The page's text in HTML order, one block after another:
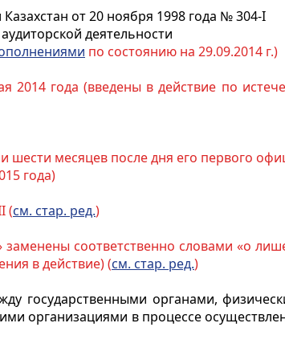
от 20 ноября 1998 года № 304-I
деятельности
по состоянию на 29.09.2014 г.)
2014 года (введены в действие по
шести месяцев после дня его первого
года)
(см. стар. ред.)
заменены соответственно словами «о
в действие) (см. стар. ред.)
государственными органами,
организациями в процессе